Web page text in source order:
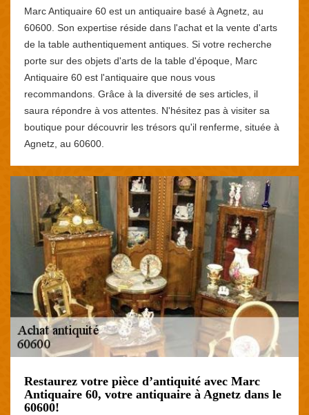
Marc Antiquaire 60 est un antiquaire basé à Agnetz, au
60600. Son expertise réside dans l'achat et la vente d'arts
de la table authentiquement antiques. Si votre recherche
porte sur des objets d'arts de la table d'époque, Marc
Antiquaire 60 est l'antiquaire que nous vous
recommandons. Grâce à la diversité de ses articles, il
saura répondre à vos attentes. N'hésitez pas à visiter sa
boutique pour découvrir les trésors qu'il renferme, située à
Agnetz, au 60600.
Restaurez votre pièce d’antiquité avec Marc
Antiquaire 60, votre antiquaire à Agnetz dans le
60600!